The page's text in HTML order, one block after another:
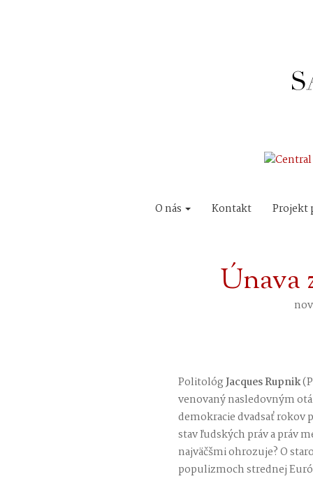
O nás Kontakt Projekt
Únava
PolitológJacques Rupnik
venovaný nasledovným
demokracie dvadsať rokov
stav ľudských práv a práv
najväčšmi ohrozuje? O
populizmoch strednej